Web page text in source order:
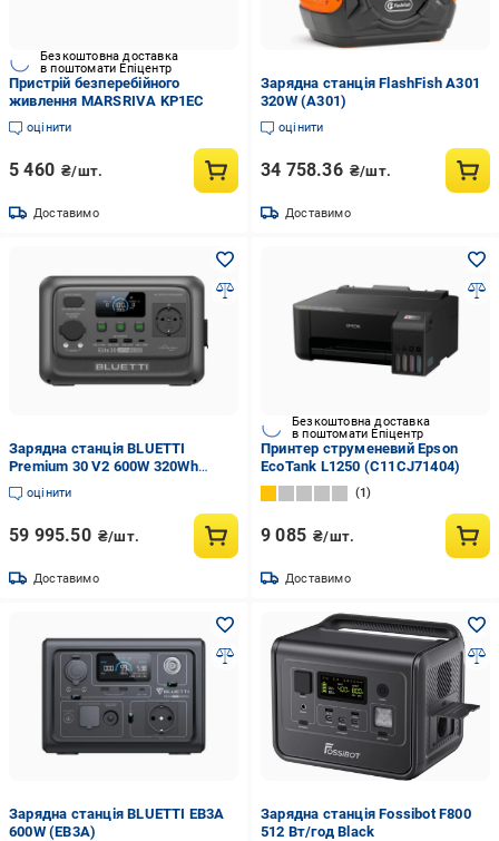
Безкоштовна доставка
в поштомати Епіцентр
Пристрій безперебійного
живлення MARSRIVA KP1EC
оцінити
5 460 ₴/шт.
Доставимо
Зарядна станція FlashFish A301
320W (A301)
оцінити
34 758.36 ₴/шт.
Доставимо
Зарядна станція BLUETTI
Premium 30 V2 600W 320Wh
(PR30V2)
оцінити
59 995.50 ₴/шт.
Доставимо
Безкоштовна доставка
в поштомати Епіцентр
Принтер струменевий Epson
EcoTank L1250 (C11CJ71404)
1
9 085 ₴/шт.
Доставимо
Зарядна станція BLUETTI EB3A
600W (EB3A)
Зарядна станція Fossibot F800
512 Вт/год Black